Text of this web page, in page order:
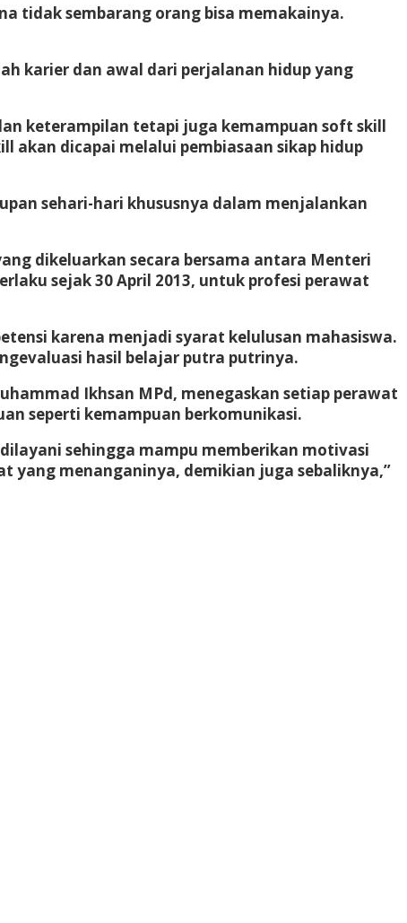
tidak sembarang orang bisa memakainya.
karier dan awal dari perjalanan hidup yang
keterampilan tetapi juga kemampuan soft skill
akan dicapai melalui pembiasaan sikap hidup
sehari-hari khususnya dalam menjalankan
dikeluarkan secara bersama antara Menteri
sejak 30 April 2013, untuk profesi perawat
karena menjadi syarat kelulusan mahasiswa.
hasil belajar putra putrinya.
Ikhsan MPd, menegaskan setiap perawat
seperti kemampuan berkomunikasi.
sehingga mampu memberikan motivasi
yang menanganinya, demikian juga sebaliknya,”